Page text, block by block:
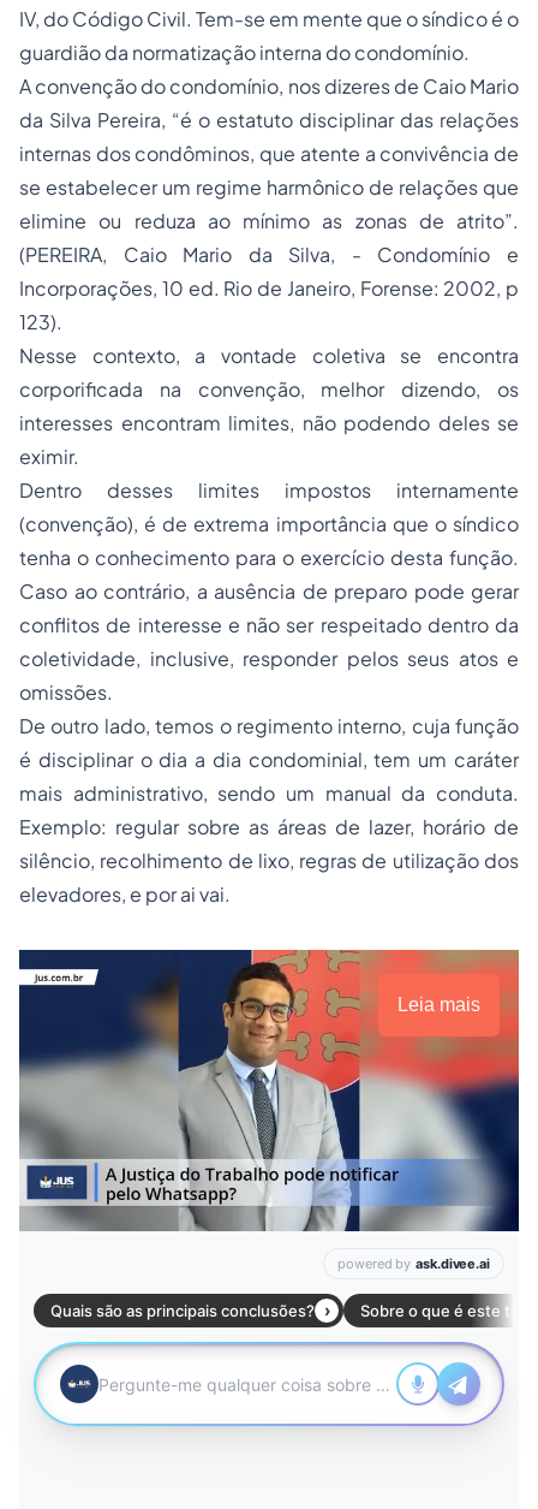
IV, do Código Civil. Tem-se em mente que o síndico é o
guardião da normatização interna do condomínio.
A convenção do condomínio, nos dizeres de Caio Mario
da Silva Pereira, “é o estatuto disciplinar das relações
internas dos condôminos, que atente a convivência de
se estabelecer um regime harmônico de relações que
elimine ou reduza ao mínimo as zonas de atrito”.
(PEREIRA, Caio Mario da Silva, - Condomínio e
Incorporações, 10 ed. Rio de Janeiro, Forense: 2002, p
123).
Nesse contexto, a vontade coletiva se encontra
corporificada na convenção, melhor dizendo, os
interesses encontram limites, não podendo deles se
eximir.
Dentro desses limites impostos internamente
(convenção), é de extrema importância que o síndico
tenha o conhecimento para o exercício desta função.
Caso ao contrário, a ausência de preparo pode gerar
conflitos de interesse e não ser respeitado dentro da
coletividade, inclusive, responder pelos seus atos e
omissões.
De outro lado, temos o regimento interno, cuja função
é disciplinar o dia a dia condominial, tem um caráter
mais administrativo, sendo um manual da conduta.
Exemplo: regular sobre as áreas de lazer, horário de
silêncio, recolhimento de lixo, regras de utilização dos
elevadores, e por ai vai.
Leia mais